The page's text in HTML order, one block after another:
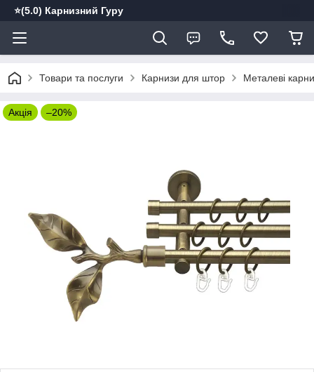
⭐️(5.0) Карнизний Гуру
Товари та послуги Карнизи для штор Металеві
Акція –20%